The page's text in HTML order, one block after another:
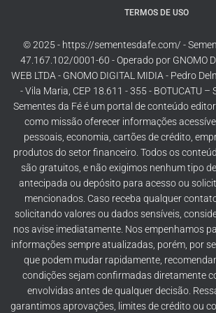
TERMOS DE USO
© 2025 - https://sementesdafe.com/ -
47.167.102/0001-60 - Operado por GNOMO
WEB LTDA - GNOMO DIGITAL MIDIA - Pedro
- Vila Maria, CEP 18.611 - 355 - BOTUCATU –
Sementes da Fé é um portal de conteúdo
como missão oferecer informações
pessoais, economia, cartões de crédito,
produtos do setor financeiro. Todos os
são gratuitos, e não exigimos nenhum tipo
antecipada ou depósito para acesso ou
mencionados. Caso receba qualquer
solicitando valores ou dados sensíveis,
nos avise imediatamente. Nos empenhamos
informações sempre atualizadas, porém, por
que podem mudar rapidamente,
condições sejam confirmadas diretamente
envolvidas antes de qualquer decisão.
garantimos aprovações, limites de crédito ou